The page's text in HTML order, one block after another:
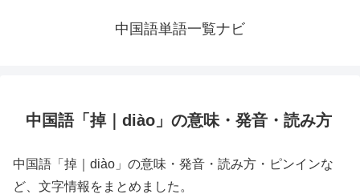
中国語単語一覧ナビ
中国語「掉｜diào」の意味・発音・読み方
中国語「掉｜diào」の意味・発音・読み方・ピンインな
ど、文字情報をまとめました。